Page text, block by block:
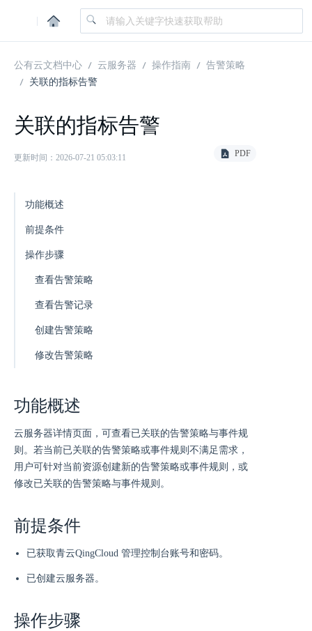
|
公有云文档中心 云服务器 操作指南
告警策略
关联的指标告警
关联的指标告警
更新时间：2026-07-21 05:03:11 PDF
功能概述
前提条件
操作步骤
查看告警策略
查看告警记录
创建告警策略
修改告警策略
功能概述
云服务器详情页面，可查看已关联的告警策略与事件规
则。若当前已关联的告警策略或事件规则不满足需求，
用户可针对当前资源创建新的告警策略或事件规则，或
修改已关联的告警策略与事件规则。
前提条件
已获取青云QingCloud 管理控制台账号和密码。
已创建云服务器。
操作步骤